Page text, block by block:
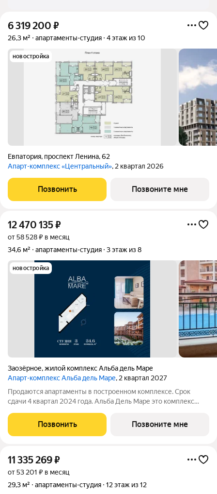
6 319 200 ₽
26,3 м² апартаменты-студия 4 этаж из 10
новостройка
Евпатория, проспект Ленина,62
Апарт-комплекс «Центральный», 2 квартал 2026
Позвонить Позвоните мне
12 470 135₽
от 58 528 ₽ в месяц
34,6 м²
апартаменты-студия 3 этаж из 8
новостройка
Заозёрное,жилой комплекс Альба дель Маре
Апарт-комплекс Альба дель Маре, 2 квартал 2027
Продаются апартаменты в построенном комплексе. Срок
сдачи 4 квартал 2024 года. Альба Дель Маре это комплекс
Уютные здания переменной этажности строятся в 5 минутах
ходьбы (385 метров) от одного
Позвонить Позвоните мне
11 335 269₽
от 53 201 ₽ в месяц
29,3 м²
апартаменты-студия 12 этаж из 12